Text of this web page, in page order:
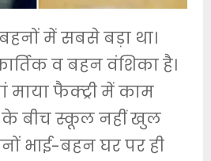
में सबसे बड़ा था।
व बहन वंशिका है।
माया फैक्ट्री में काम
के बीच स्कूल नहीं खुल
भाई-बहन घर पर ही